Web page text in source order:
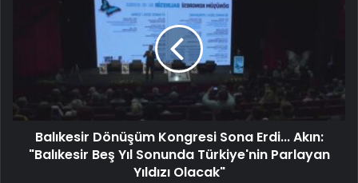
Balıkesir Dönüşüm Kongresi Sona Erdi... Akın:
"Balıkesir Beş Yıl Sonunda Türkiye'nin Parlayan
Yıldızı Olacak"